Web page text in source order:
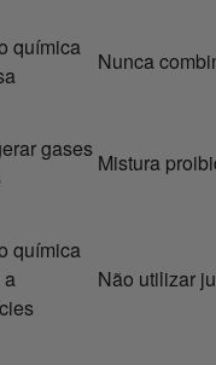
química
Nunca
gases
Mistura
química
a
Não utilizar